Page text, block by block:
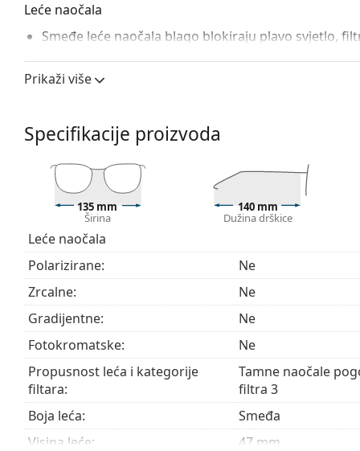
Leće naočala
Smeđe leće naočala blago blokiraju plavo svjetlo,
Leće ovih sunčanih naočala izrađene su od
i otpornost na pucanje.
filtar kategorije 3 (propusnost svjetla 8 – 18%) –
na plaži ili u gradu.
Pribor
Naočale isporučujemo s originalnom futrolom.
Krpa koja se nalazi u pakiranju idealna je za
sadržavati tekstilnu vrećicu.
Pogledajte cijelu ponudusunčanih naočala, gdje
Prikaži više
Specifikacije proizvoda
135 mm
Širina
140 mm
Dužina drškice
Leće naočala
Polarizirane:
Ne
Zrcalne:
Ne
Gradijentne:
Ne
Fotokromatske:
Ne
Propusnost leća i kategorije
filtara:
Tamne naočale
filtra 3
Boja leća:
Smeđa
Visina leće:
47 mm